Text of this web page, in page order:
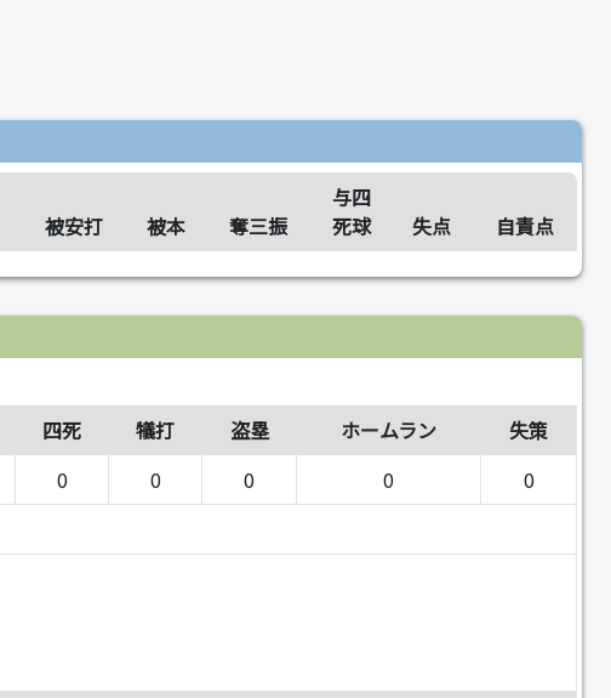
被安打 被本 奪三振
与四
死球
失点 自責点
四死 犠打 盗塁 ホームラン 失策
0 0 0 0
0